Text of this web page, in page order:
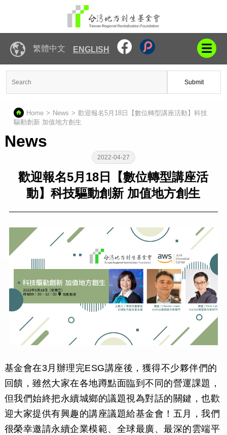
繁體中文 ENGLISH
Submit
Home News
歡迎報名5月18日【數位轉型講座活動】科技
驅動創新 加值地方創生
News
2022-04-27
歡迎報名5月18日【數位轉型講座活
動】科技驅動創新 加值地方創生
基金會在3月辦理完ESG講座後，獲得不少夥伴們的
回饋，雖然大家在各地蹲點面臨到不同的營運課題，
但我們始終把永續城鄉的議題視為對話的關鍵，也歡
迎大家提供有興趣的講座議題給基金會！五月，我們
很榮幸邀請永續企業模範、全球最廣、最深的雲端平